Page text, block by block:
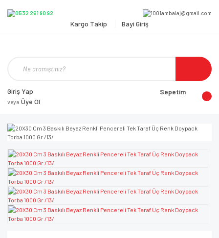
Kargo Takip Bayi Giriş
Giriş Yap
veya Üye Ol
Sepetim